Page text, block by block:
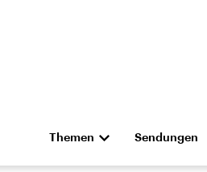
Themen
Die Nachrichten Politik
Sendungen